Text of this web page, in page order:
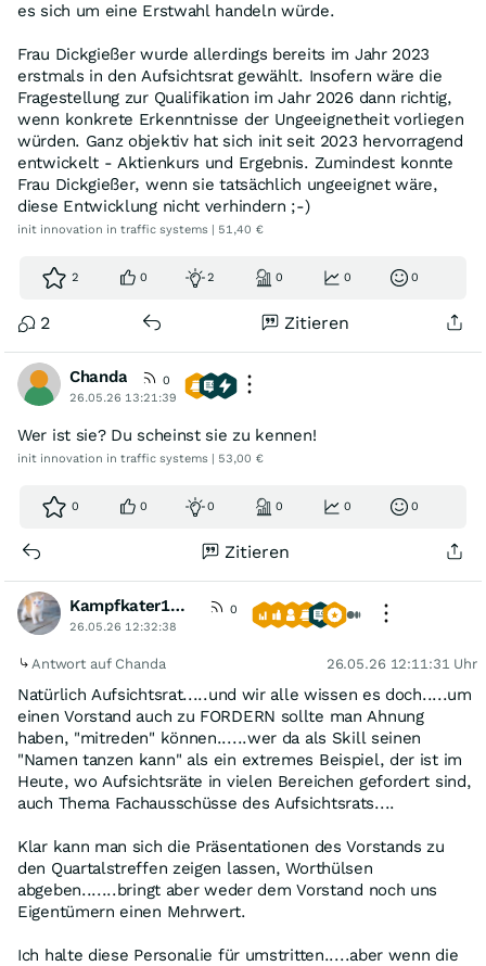
es sich um eine Erstwahl handeln würde.
Frau Dickgießer wurde allerdings bereits im Jahr 2023
erstmals in den Aufsichtsrat gewählt. Insofern wäre die
Fragestellung zur Qualifikation im Jahr 2026 dann richtig,
wenn konkrete Erkenntnisse der Ungeeignetheit vorliegen
würden. Ganz objektiv hat sich init seit 2023 hervorragend
entwickelt - Aktienkurs und Ergebnis. Zumindest konnte
Frau Dickgießer, wenn sie tatsächlich ungeeignet wäre,
diese Entwicklung nicht verhindern ;-)
init innovation in traffic systems | 51,40 €
2 0 2 0 0 0
2 Zitieren
Chanda
0
26.05.26 13:21:39
Wer ist sie? Du scheinst sie zu kennen!
init innovation in traffic systems | 53,00 €
0 0 0 0 0 0
Zitieren
Kampfkater1969
0
26.05.26 12:32:38
Antwort auf Chanda 26.05.26 12:11:31 Uhr
Natürlich Aufsichtsrat.....und wir alle wissen es doch.....um
einen Vorstand auch zu FORDERN sollte man Ahnung
haben, "mitreden" können......wer da als Skill seinen
"Namen tanzen kann" als ein extremes Beispiel, der ist im
Heute, wo Aufsichtsräte in vielen Bereichen gefordert sind,
auch Thema Fachausschüsse des Aufsichtsrats....
Klar kann man sich die Präsentationen des Vorstands zu
den Quartalstreffen zeigen lassen, Worthülsen
abgeben.......bringt aber weder dem Vorstand noch uns
Eigentümern einen Mehrwert.
Ich halte diese Personalie für umstritten.....aber wenn die